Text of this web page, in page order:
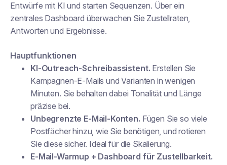
Entwürfe mit KI und starten Sequenzen. Über ein
zentrales Dashboard überwachen Sie Zustellraten,
Antworten und Ergebnisse.
Hauptfunktionen
KI-Outreach-Schreibassistent. Erstellen Sie
Kampagnen-E-Mails und Varianten in wenigen
Minuten. Sie behalten dabei Tonalität und Länge
präzise bei.
Unbegrenzte E-Mail-Konten. Fügen Sie so viele
Postfächer hinzu, wie Sie benötigen, und rotieren
Sie diese sicher. Ideal für die Skalierung.
E-Mail-Warmup + Dashboard für Zustellbarkeit.